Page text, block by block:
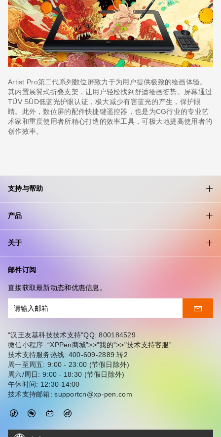
Artist Pro第二代系列数位屏致力于为用户提供极致的绘画体验。
其内置展翼式折叠支架，让用户轻松找到舒适绘画姿势。屏幕通过
TÜV SÜD低蓝光护眼认证，极大减少有害蓝光的产生，保护眼
睛。此外，数位屏的配件快捷键遥控器，也是为CG行业的专业艺
术家和重度使用者所精心打造的效率工具，可极大地提高使用者的
创作效率。
支持与帮助
产品
关于
邮件订阅
直接获取最新动态和优惠信息。
“汉王友基科技技术支持”QQ: 800184529
微信小程序: “XPPen商城”>>"我的”>>"技术支持客服”
技术支持服务热线: 400-609-2889 转2
周一至周五: 9:00 - 23:00 (节假日除外)
周六/周日: 9:00 - 18:30 (节假日除外)
午休时间: 12:30-14:00
技术支持邮箱: supportcn@xp-pen.com